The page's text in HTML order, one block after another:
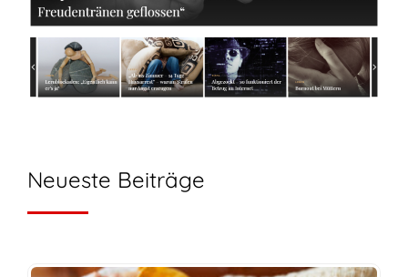
Neueste Beiträge